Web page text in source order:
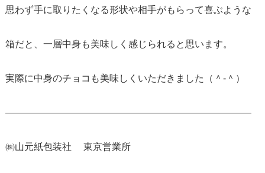
思わず手に取りたくなる形状や相手がもらって喜ぶような
箱だと、一層中身も美味しく感じられると思います。
実際に中身のチョコも美味しくいただきました（＾‑＾）
――――――――――――――――――――――――――
㈱山元紙包装社 東京営業所